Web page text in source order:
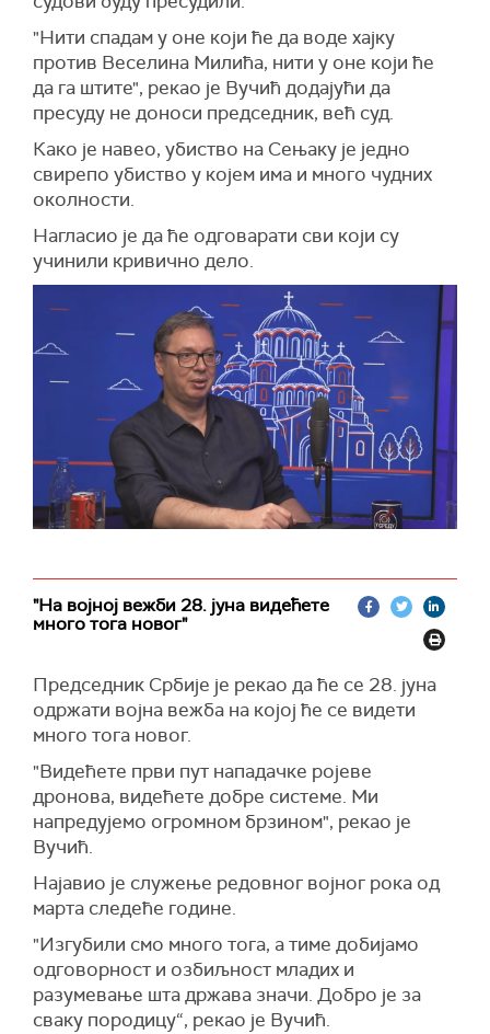
"Нити спадам у онe који ће да воде хајку
против Веселина Милића, нити у оне који ће
да га штите", рекао је Вучић додајући да
пресуду не доноси председник, већ суд.
Како је навео, убиство на Сењаку је једно
свирепо убиство у којем има и много чудних
околности.
Нагласио је да ће одговарати сви који су
учинили кривично дело.
"На војној вежби 28. јуна видећете
много тога новог"
Председник Србије је рекао да ће се 28. јуна
одржати војна вежба на којој ће се видети
много тога новог.
"Видећете први пут нападачке ројеве
дронова, видећете добре системе. Ми
напредујемо огромном брзином", рекао је
Вучић.
Најавио је служење редовног војног рока од
марта следеће године.
"Изгубили смо много тога, а тиме добијамо
одговорност и озбиљност младих и
разумевање шта држава значи. Добро је за
сваку породицу“, рекао је Вучић.